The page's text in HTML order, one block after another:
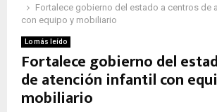
Fortalece gobierno del estado a centros de
con equipo y mobiliario
Lo más leído
Fortalece gobierno del
de atención infantil con
mobiliario